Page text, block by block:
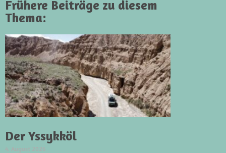
Frühere Beiträge zu diesem
Thema:
Der Yssykköl
4. August 2026